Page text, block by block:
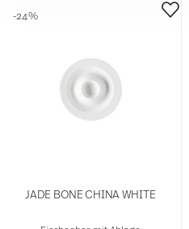
JADE BONE CHINA WHITE
-24%